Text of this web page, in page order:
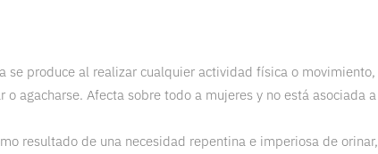
se produce al realizar cualquier actividad física o movimiento,
agacharse. Afecta sobre todo a mujeres y no está asociada a
resultado de una necesidad repentina e imperiosa de orinar,